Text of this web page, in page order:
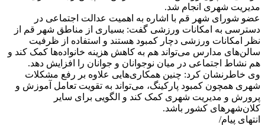
مدیریت شهری انجام شد.
عضو شورای شهر قم با اشاره به اهمیت عدالت اجتماعی در
دسترسی به امکانات ورزشی گفت: بسیاری از مناطق شهر قم از
نظر امکانات ورزشی دچار کمبود هستند و استفاده از ظرفیت
سالن‌های مدارس می‌تواند هم به کاهش هزینه خانواده‌ها کمک کند و
هم نشاط اجتماعی در میان نوجوانان و جوانان را افزایش دهد.
وی خاطرنشان کرد: چنین همکاری‌هایی علاوه بر رفع مشکلات
شهری همچون کمبود پارکینگ، می‌تواند به تقویت تعامل آموزش و
پرورش و مدیریت شهری کمک کند و الگویی برای سایر
کلان‌شهرهای کشور باشد.
انتهای پیام/